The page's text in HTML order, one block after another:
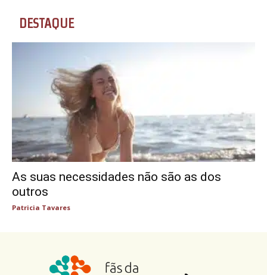
DESTAQUE
As suas necessidades não são as dos
outros
Patricia Tavares